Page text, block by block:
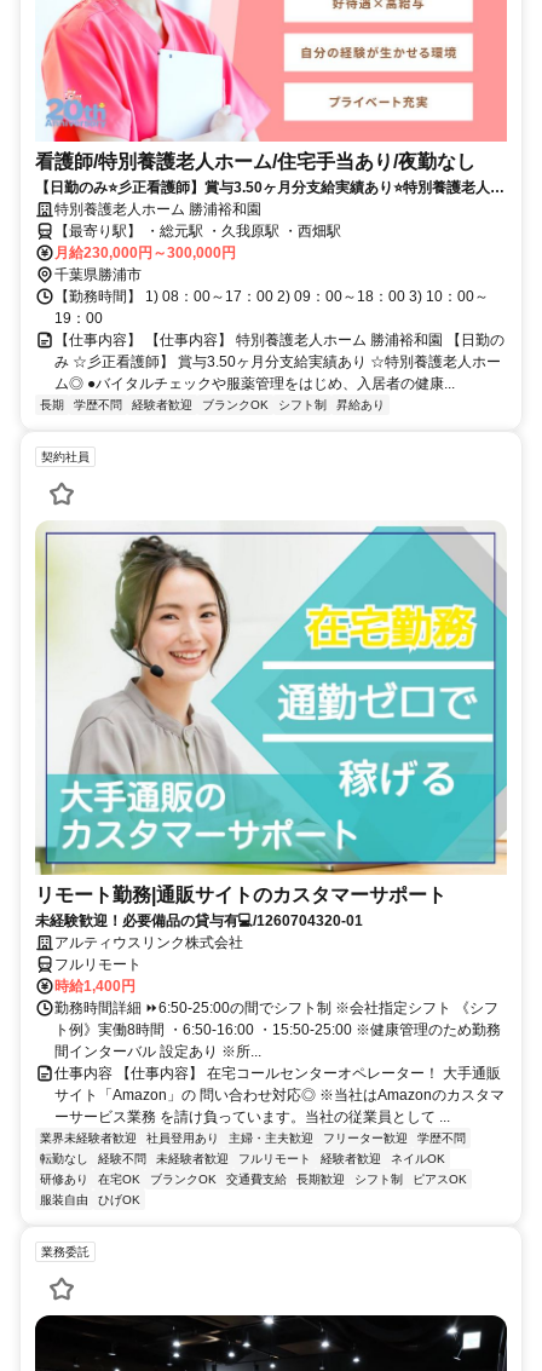
看護師/特別養護老人ホーム/住宅手当あり/夜勤なし
【日勤のみ⭐彡正看護師】賞与3.50ヶ月分支給実績あり⭐特別養護老人ホ
ーム⭕
特別養護老人ホーム 勝浦裕和園
【最寄り駅】 ・総元駅 ・久我原駅 ・西畑駅
月給230,000円～300,000円
千葉県勝浦市
【勤務時間】 1) 08：00～17：00 2) 09：00～18：00 3) 10：00～
19：00
【仕事内容】 【仕事内容】 特別養護老人ホーム 勝浦裕和園 【日勤の
み ☆彡正看護師】 賞与3.50ヶ月分支給実績あり ☆特別養護老人ホー
ム◎ ●バイタルチェックや服薬管理をはじめ、入居者の健康...
長期 学歴不問 経験者歓迎 ブランクOK シフト制 昇給あり
契約社員
リモート勤務|通販サイトのカスタマーサポート
未経験歓迎！必要備品の貸与有💻/1260704320-01
アルティウスリンク株式会社
フルリモート
時給1,400円
勤務時間詳細 ⏩6:50-25:00の間でシフト制 ※会社指定シフト 《シフ
ト例》実働8時間 ・6:50-16:00 ・15:50-25:00 ※健康管理のため勤務
間インターバル 設定あり ※所...
仕事内容 【仕事内容】 在宅コールセンターオペレーター！ 大手通販
サイト「Amazon」の 問い合わせ対応◎ ※当社はAmazonのカスタマ
ーサービス業務 を請け負っています。当社の従業員として ...
業界未経験者歓迎 社員登用あり 主婦・主夫歓迎 フリーター歓迎
学歴不問
転勤なし
経験不問 未経験者歓迎 フルリモート 経験者歓迎
ネイルOK
研修あり
在宅OK ブランクOK 交通費支給 長期歓迎 シフト制
ピアスOK
服装自由
ひげOK
業務委託